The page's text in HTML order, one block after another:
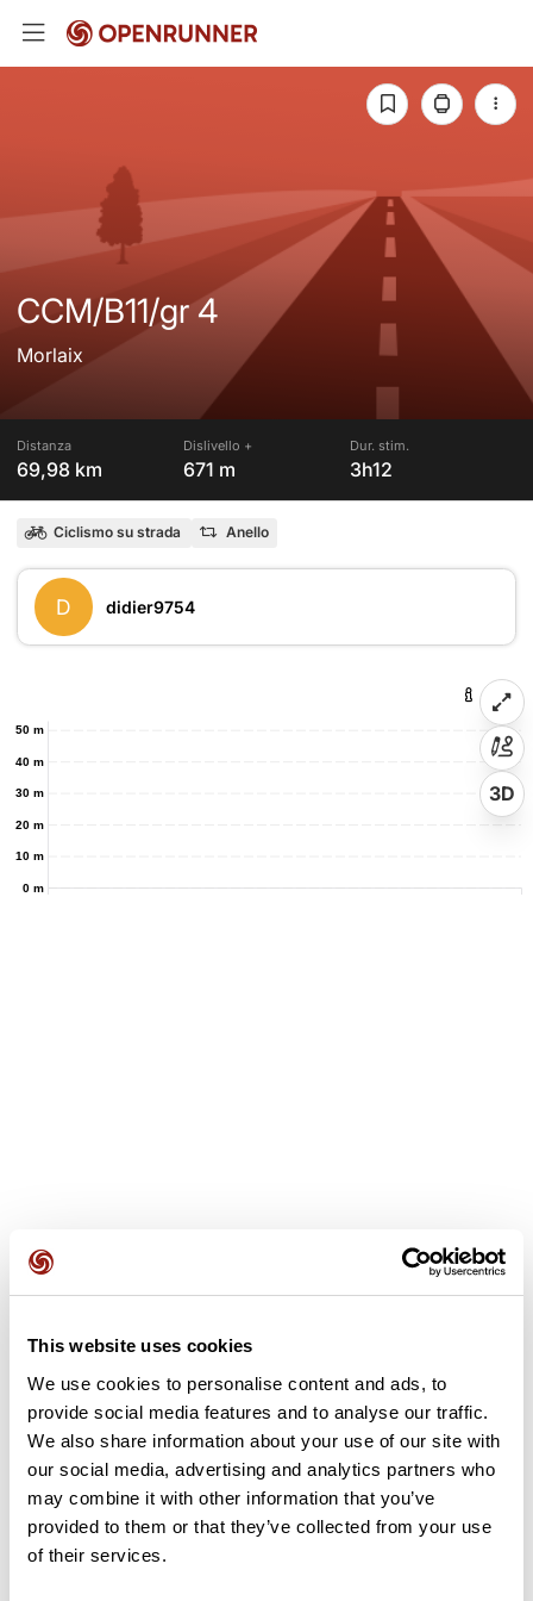
This website uses cookies
We use cookies to personalise content and ads, to
provide social media features and to analyse our traffic.
We also share information about your use of our site with
our social media, advertising and analytics partners who
may combine it with other information that you’ve
provided to them or that they’ve collected from your use
of their services.
CCM/B11/gr 4
Morlaix
Distanza
69,98 km
Dislivello +
671 m
Dur. stim.
3h12
Ciclismo su strada Anello
D didier9754
0 m
10 m
20 m
30 m
40 m
50 m
3D
Recensioni degli utenti
Questo percorso non contiene ancora alcuna recensione.
L'hai già effettuato? Sii il primo a inviare una recensione!
Aggiungi una recensione